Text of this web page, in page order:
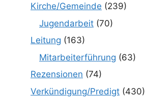
Kirche/Gemeinde (239)
Jugendarbeit (70)
Leitung (163)
Mitarbeiterführung (63)
Rezensionen (74)
Verkündigung/Predigt (430)